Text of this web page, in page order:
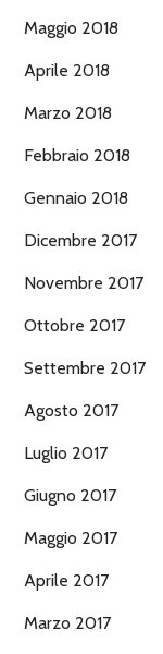
Maggio 2018
Aprile 2018
Marzo 2018
Febbraio 2018
Gennaio 2018
Dicembre 2017
Novembre 2017
Ottobre 2017
Settembre 2017
Agosto 2017
Luglio 2017
Giugno 2017
Maggio 2017
Aprile 2017
Marzo 2017